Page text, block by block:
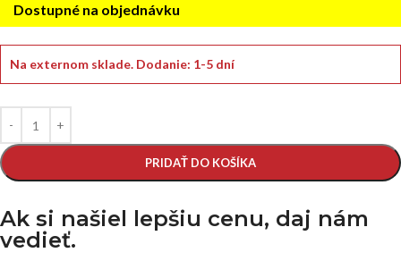
Dostupné na objednávku
Na externom sklade. Dodanie: 1-5 dní
PRIDAŤ DO KOŠÍKA
Ak si našiel lepšiu cenu, daj nám
vedieť.